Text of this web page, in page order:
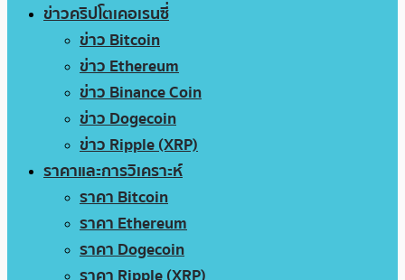
ข่าวคริปโตเคอเรนซี่
ข่าว Bitcoin
ข่าว Ethereum
ข่าว Binance Coin
ข่าว Dogecoin
ข่าว Ripple (XRP)
ราคาและการวิเคราะห์
ราคา Bitcoin
ราคา Ethereum
ราคา Dogecoin